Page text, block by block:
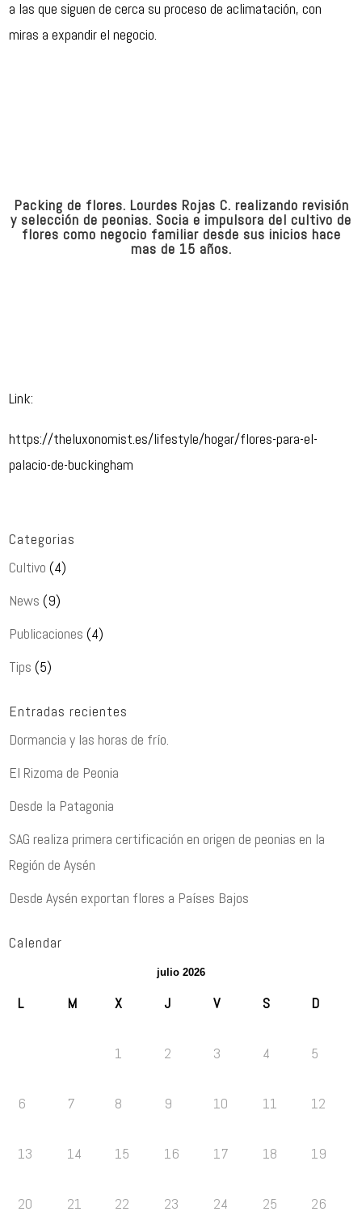
a las que siguen de cerca su proceso de aclimatación, con
miras a expandir el negocio.
Packing de flores. Lourdes Rojas C. realizando revisión
y selección de peonias. Socia e impulsora del cultivo de
flores como negocio familiar desde sus inicios hace
mas de 15 años.
Link:
https://theluxonomist.es/lifestyle/hogar/flores-para-el-
palacio-de-buckingham
Categorias
Cultivo (4)
News (9)
Publicaciones (4)
Tips (5)
Entradas recientes
Dormancia y las horas de frío.
El Rizoma de Peonia
Desde la Patagonia
SAG realiza primera certificación en origen de peonias en la
Región de Aysén
Desde Aysén exportan flores a Países Bajos
Calendar
julio 2026
L M X J V S D
1 2 3 4 5
6 7 8 9 10 11 12
13 14 15 16 17 18 19
20 21 22 23 24 25 26